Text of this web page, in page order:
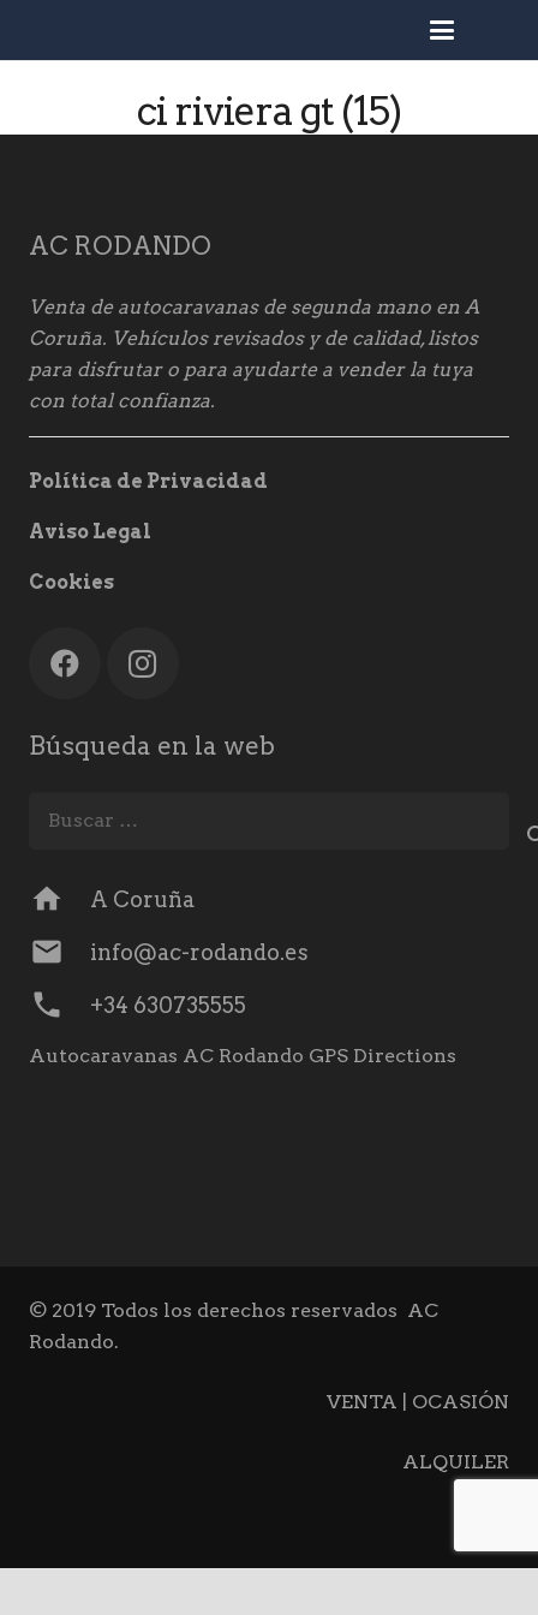
ci riviera gt (15)
AC RODANDO
Venta de autocaravanas de segunda mano en A
Coruña. Vehículos revisados y de calidad, listos
para disfrutar o para ayudarte a vender la tuya
con total confianza.
Política de Privacidad
Aviso Legal
Cookies
Búsqueda en la web
home A Coruña
mail info@ac-rodando.es
phone +34 630735555
Autocaravanas AC Rodando GPS Directions
© 2019 Todos los derechos reservados AC
Rodando.
VENTA | OCASIÓN
ALQUILER